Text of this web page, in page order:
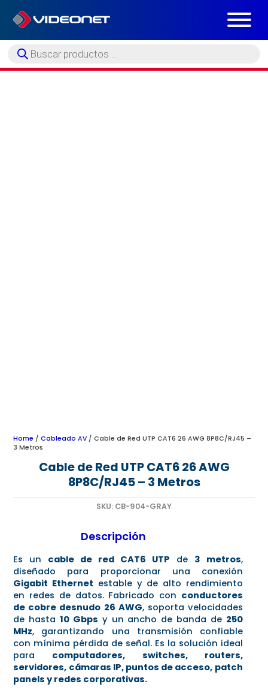
Búsqueda
de
Home /Cableado AV / Cable de Red UTP CAT6 26 AWG 8P8C/RJ45 –
3 Metros
Cable de Red UTP CAT6 26 AWG
8P8C/RJ45 – 3 Metros
SKU: CB-904-GRAY
Descripción
Es un cable de red CAT6 UTP de 3 metros,
diseñado para proporcionar una conexión
Gigabit Ethernet estable y de alto rendimiento
en redes de datos. Fabricado con conductores
de cobre desnudo 26 AWG, soporta velocidades
de hasta10 Gbps y un ancho de banda de 250
MHz, garantizando una transmisión confiable
con mínima pérdida de señal. Es la solución ideal
para computadores, switches, routers,
servidores, cámaras IP, puntos de acceso, patch
panels y redes corporativas.